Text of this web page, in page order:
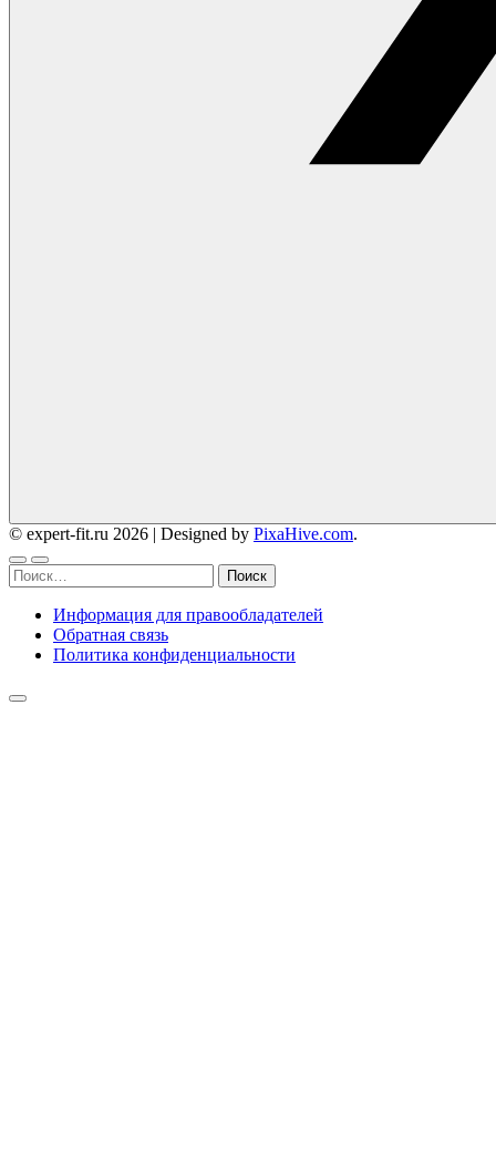
© expert-fit.ru 2026 | Designed by PixaHive.com.
Найти:
Информация для правообладателей
Обратная связь
Политика конфиденциальности